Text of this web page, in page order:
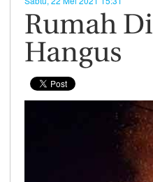
Rumah
Hangus